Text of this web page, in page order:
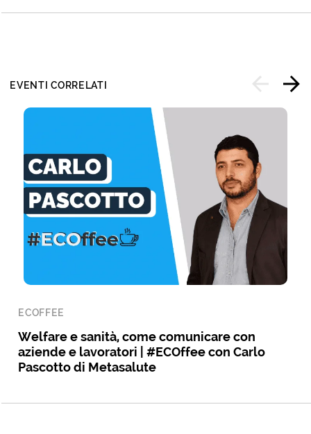
EVENTI CORRELATI
ECOFFEE
Welfare e sanità, come comunicare con
aziende e lavoratori | #ECOffee con Carlo
Pascotto di Metasalute